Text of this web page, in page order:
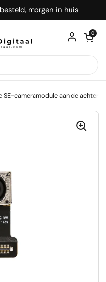
morgen in huis
0
SE-cameramodule aan de